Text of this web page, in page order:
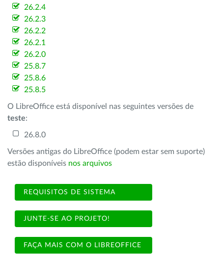
26.2.4
26.2.3
26.2.2
26.2.1
26.2.0
25.8.7
25.8.6
25.8.5
O LibreOffice está disponível nas seguintes versões de
teste:
26.8.0
Versões antigas do LibreOffice (podem estar sem suporte)
estão disponíveis nos arquivos
REQUISITOS DE SISTEMA
JUNTE-SE AO PROJETO!
FAÇA MAIS COM O LIBREOFFICE